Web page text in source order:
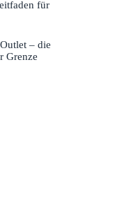
für
– die
Grenze